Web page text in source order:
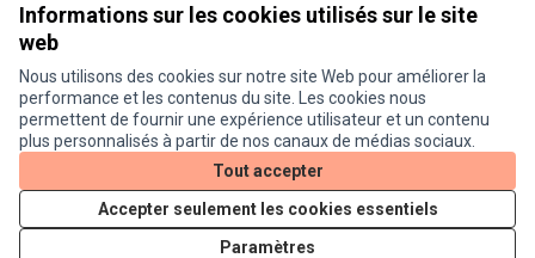
Informations sur les cookies utilisés sur le site
web
Nous utilisons des cookies sur notre site Web pour améliorer la
performance et les contenus du site. Les cookies nous
permettent de fournir une expérience utilisateur et un contenu
plus personnalisés à partir de nos canaux de médias sociaux.
Tout accepter
Accepter seulement les cookies essentiels
Paramètres
Ajouter au calendrier
Conditions d'utilisation
Paramètres des cookies
Je participe ! sur X
(Lien externe)
Je participe ! sur Facebook
Je participe ! sur Instagram
Licence
(Lien